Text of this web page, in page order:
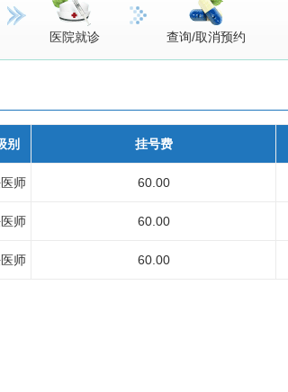
医院就诊 查询/取消预约
别 挂号费
师 60.00
师 60.00
师 60.00